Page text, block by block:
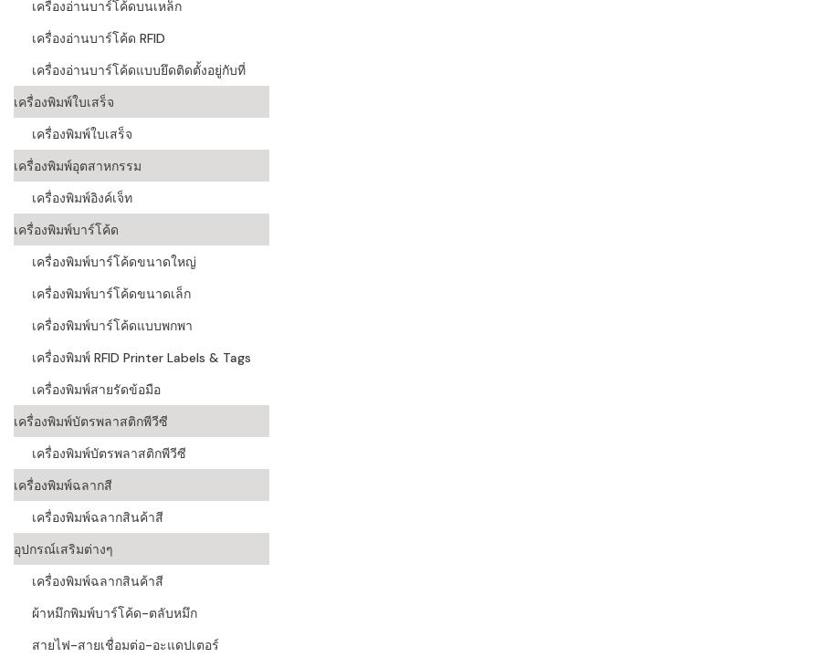
เครื่องอ่านบาร์โค้ดบนเหล็ก
เครื่องอ่านบาร์โค้ด RFID
เครื่องอ่านบาร์โค้ดแบบยึดติดตั้งอยู่กับที่
เครื่องพิมพ์ใบเสร็จ
เครื่องพิมพ์ใบเสร็จ
เครื่องพิมพ์อุตสาหกรรม
เครื่องพิมพ์อิงค์เจ็ท
เครื่องพิมพ์บาร์โค้ด
เครื่องพิมพ์บาร์โค้ดขนาดใหญ่
เครื่องพิมพ์บาร์โค้ดขนาดเล็ก
เครื่องพิมพ์บาร์โค้ดแบบพกพา
เครื่องพิมพ์ RFID Printer Labels & Tags
เครื่องพิมพ์สายรัดข้อมือ
เครื่องพิมพ์บัตรพลาสติกพีวีซี
เครื่องพิมพ์บัตรพลาสติกพีวีซี
เครื่องพิมพ์ฉลากสี
เครื่องพิมพ์ฉลากสินค้าสี
อุปกรณ์เสริมต่างๆ
เครื่องพิมพ์ฉลากสินค้าสี
ผ้าหมึกพิมพ์บาร์โค้ด-ตลับหมึก
สายไฟ-สายเชื่อมต่อ-อะแดปเตอร์